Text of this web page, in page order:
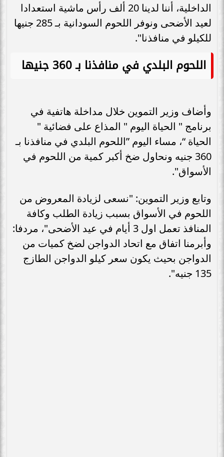
الداخلية، أننا لدينا 20 ألف رأس ماشية استعدادا
لعيد الأضحى ونوفر اللحوم السودانية بـ 285 جنيها
للكيلو في منافذنا".
اللحوم البلدي في منافذنا بـ 360 جنيها
وأضاف وزير التموين خلال مداخلة هاتفية في
برنامج " الحياة اليوم " المذاع على فضائية "
الحياة “، مساء اليوم ”اللحوم البلدي في منافذنا بـ
360 جنيه ونحاول ضخ أكبر كمية من اللحوم في
الأسواق".
وتابع وزير التموين: "نسعى لزيادة المعروض من
اللحوم في الأسواق بسبب زيادة الطلب وكافة
المنافذ تعمل اول 3 أيام في عيد الأضحى"، مردفا:
وأبرمنا اتفاق مع اتحاد الدواجن لضخ كميات من
الدواجن بحيث يكون سعر كيلو الدواجن الطازج
135 جنيه".